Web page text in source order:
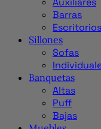
Barras
Escritorios
Sillones
Sofas
Banquetas
Altas
Puff
Bajas